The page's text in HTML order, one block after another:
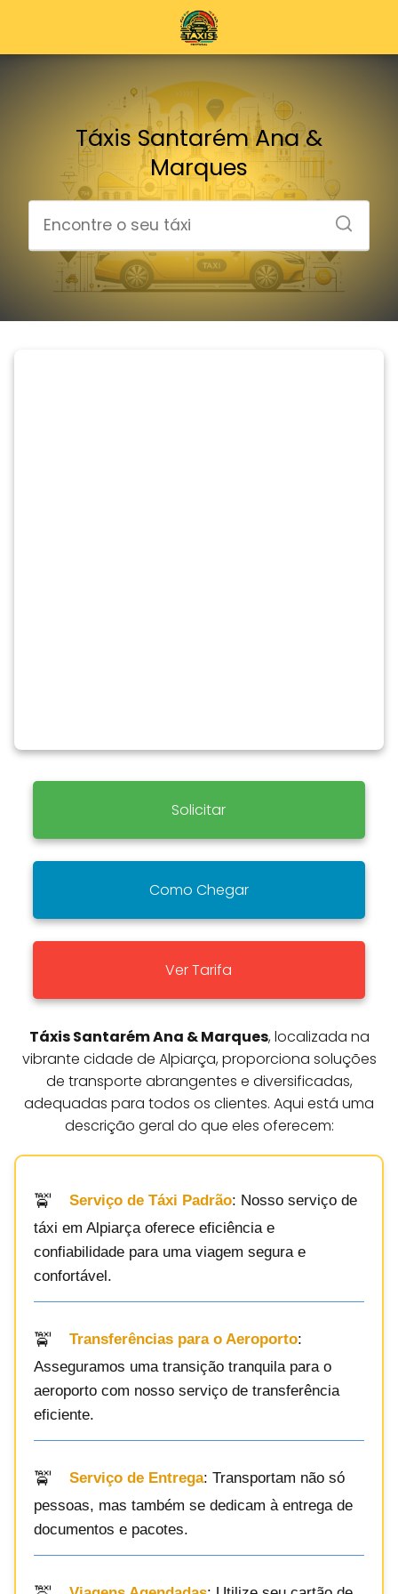
Táxis Santarém Ana &
Marques
Solicitar
Como Chegar
Ver Tarifa
Táxis Santarém Ana & Marques, localizada na
vibrante cidade de Alpiarça, proporciona soluções
de transporte abrangentes e diversificadas,
adequadas para todos os clientes. Aqui está uma
descrição geral do que eles oferecem:
Serviço de Táxi Padrão: Nosso serviço de
táxi em Alpiarça oferece eficiência e
confiabilidade para uma viagem segura e
confortável.
Transferências para o Aeroporto:
Asseguramos uma transição tranquila para o
aeroporto com nosso serviço de transferência
eficiente.
Serviço de Entrega: Transportam não só
pessoas, mas também se dedicam à entrega de
documentos e pacotes.